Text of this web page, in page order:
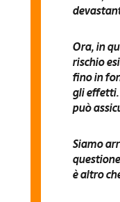
Ora, in
rischio
fino in
gli effetti.
può
Siamo
è altro